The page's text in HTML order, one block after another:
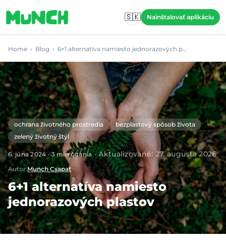
🇸🇰
Nainštalovať aplikáciu
Home › Blog › 6+1 alternatíva namiesto jednorazových p…
ochrana životného prostredia
bezplastový spôsob života
zelený životný štýl
6. júna 2024·3 min čítania·Aktualizované: 27. augusta 2026
Autor:Munch Csapat
6+1 alternatíva namiesto
jednorazových plastov